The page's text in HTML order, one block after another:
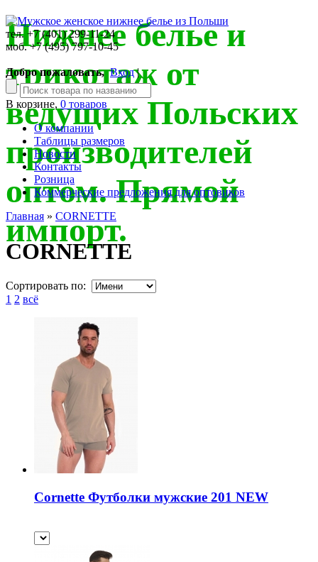
Нижнее белье и
трикотаж от
ведущих Польских
производителей
оптом. Прямой
импорт.
тел. +7 (401) 299-11-24
моб. +7 (495) 797-10-45
Добро пожаловать, Вход|
В корзине, 0 товаров
О компании
Таблицы размеров
Новости
Контакты
Розница
Коммерческие предложения для оптовиков
Главная » CORNETTE
CORNETTE
Сортировать по:
1 2 всё
Cornette Футболки мужские 201 NEW